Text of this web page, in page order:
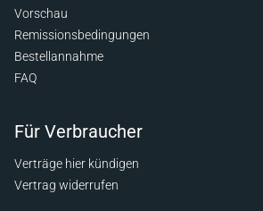
Vorschau
Remissionsbedingungen
Bestellannahme
FAQ
Für Verbraucher
Verträge hier kündigen
Vertrag widerrufen